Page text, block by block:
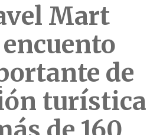
Mart
de
turística